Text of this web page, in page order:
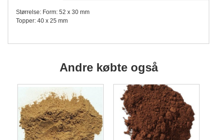
Størrelse: Form: 52 x 30 mm
Topper: 40 x 25 mm
Andre købte også